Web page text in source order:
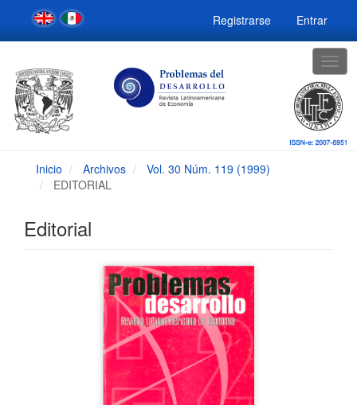
Navegación
principal
Contenido
Barra
lateral
Registrarse Entrar
Inicio Archivos
Vol. 30 Núm. 119 (1999)
EDITORIAL
Editorial